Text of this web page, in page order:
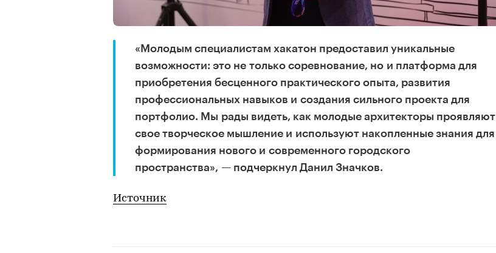
«Молодым специалистам хакатон предоставил уникальные
возможности: это не только соревнование, но и платформа для
приобретения бесценного практического опыта, развития
профессиональных навыков и создания сильного проекта для
портфолио. Мы рады видеть, как молодые архитекторы проявляют
свое творческое мышление и используют накопленные знания для
формирования нового и современного городского
пространства», — подчеркнул Данил Значков.
Источник